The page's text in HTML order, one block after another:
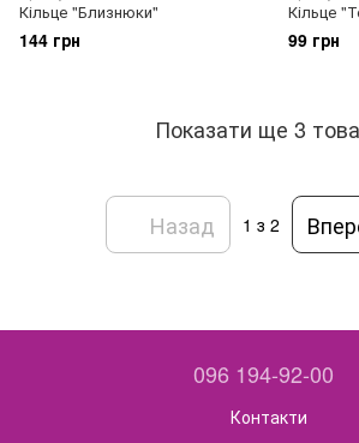
Кільце "Близнюки"
144 грн
Кільце
99 грн
Показати ще 3
Назад 1 з 2
096 194-92-00
Контакти